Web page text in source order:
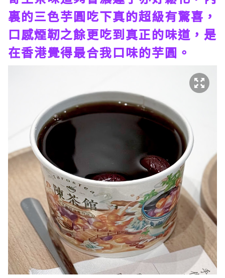
裏的三色芋圓吃下真的超級有驚喜，
口感煙靭之餘更吃到真正的味道，是
在香港覺得最合我口味的芋圓。